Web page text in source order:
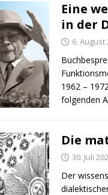
Eine
in der
6. August
1962 –
folgenden
Die
30. Juli
Der